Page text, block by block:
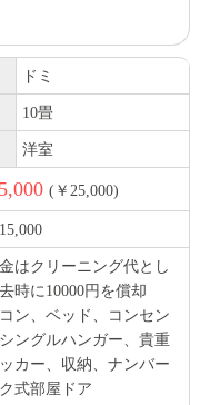
ドミ
10畳
洋室
(￥25,000)
はクリーニング代とし
時に10000円を償却
ン、ベッド、コンセン
シングルハンガー、貴重
カー、収納、ナンバー
式部屋ドア